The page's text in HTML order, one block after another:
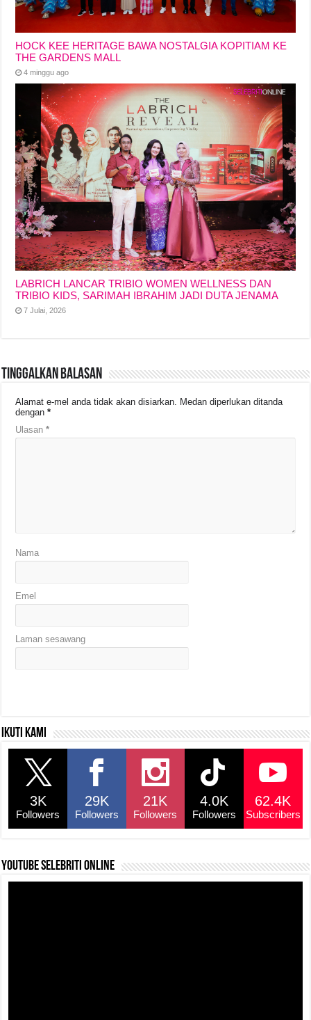
HOCK KEE HERITAGE BAWA NOSTALGIA KOPITIAM KE
THE GARDENS MALL
4 minggu ago
LABRICH LANCAR TRIBIO WOMEN WELLNESS DAN
TRIBIO KIDS, SARIMAH IBRAHIM JADI DUTA JENAMA
7 Julai, 2026
Tinggalkan Balasan
Alamat e-mel anda tidak akan disiarkan. Medan diperlukan ditanda
dengan*
Ulasan*
Nama
Emel
Laman sesawang
Ikuti kami
3K
Followers
29K
Followers
21K
Followers
4.0K
Followers
62.4K
Subscribers
YouTube selebriti online